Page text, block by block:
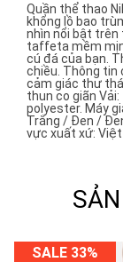
Quần thể thao
khổng lồ bao
nhìn nổi bật trên
taffeta mềm
cú đá của bạn.
chiều. Thông tin
cảm giác thư
thun co giãn
polyester. Máy
Trắng / Đen /
vực xuất xứ: Việt
SALE 33%